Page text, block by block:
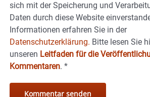
sich mit der Speicherung und
Daten durch diese Website
Informationen erfahren Sie in der
Datenschutzerklärung. Bitte lesen Sie
unseren Leitfaden für die
Kommentaren. *